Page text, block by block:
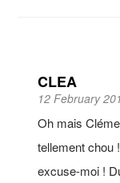
CLEA
12 February
Oh mais
tellement chou
excuse-moi !